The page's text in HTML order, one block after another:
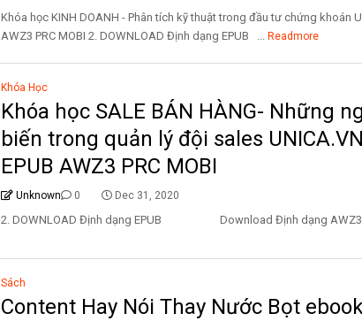
Khóa học KINH DOANH - Phân tích kỹ thuật trong đầu tư chứng khoán
AWZ3 PRC MOBI 2. DOWNLOAD Định dạng EPUB ... Readmore
Khóa Học
Khóa học SALE BÁN HÀNG- Những
biến trong quản lý đội sales
EPUB AWZ3 PRC MOBI
Unknown 0 Dec 31, 2020
2. DOWNLOAD Định dạng EPUB Download Định dạng AWZ3
Sách
Content Hay Nói Thay Nước Bọt